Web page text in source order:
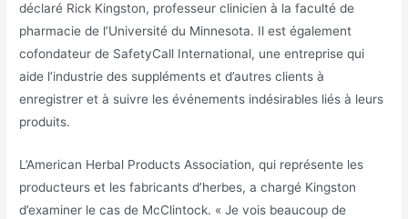
déclaré Rick Kingston, professeur clinicien à la faculté de
pharmacie de l’Université du Minnesota. Il est également
cofondateur de SafetyCall International, une entreprise qui
aide l’industrie des suppléments et d’autres clients à
enregistrer et à suivre les événements indésirables liés à leurs
produits.
L’American Herbal Products Association, qui représente les
producteurs et les fabricants d’herbes, a chargé Kingston
d’examiner le cas de McClintock. « Je vois beaucoup de